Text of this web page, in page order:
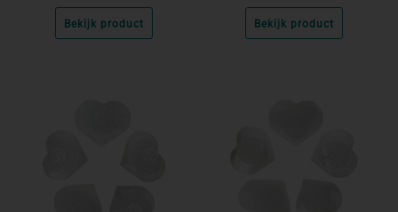
Bekijk product Bekijk product